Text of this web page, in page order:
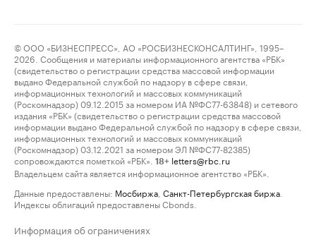
© ООО «БИЗНЕСПРЕСС», АО «РОСБИЗНЕСКОНСАЛТИНГ», 1995–
2026. Сообщения и материалы информационного агентства «РБК»
(свидетельство о регистрации средства массовой информации
выдано Федеральной службой по надзору в сфере связи,
информационных технологий и массовых коммуникаций
(Роскомнадзор) 09.12.2015 за номером ИА №ФС77-63848) и сетевого
издания «РБК» (свидетельство о регистрации средства массовой
информации выдано Федеральной службой по надзору в сфере связи,
информационных технологий и массовых коммуникаций
(Роскомнадзор) 03.12.2021 за номером ЭЛ №ФС77-82385)
сопровождаются пометкой «РБК».
18+ letters@rbc.ru
Владельцем сайта является информационное агентство «РБК».
Данные предоставлены: Мосбиржа Санкт-Петербургская биржа
Индексы облигаций предоставлены Cbonds.
Информация об ограничениях